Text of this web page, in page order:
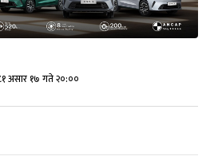
असार १७ गते २०:००